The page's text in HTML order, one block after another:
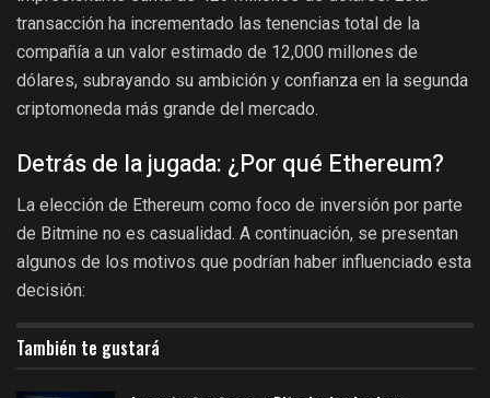
transacción ha incrementado las tenencias total de la
compañía a un valor estimado de 12,000 millones de
dólares, subrayando su ambición y confianza en la segunda
criptomoneda más grande del mercado.
Detrás de la jugada: ¿Por qué Ethereum?
La elección de Ethereum como foco de inversión por parte
de Bitmine no es casualidad. A continuación, se presentan
algunos de los motivos que podrían haber influenciado esta
decisión:
También te gustará